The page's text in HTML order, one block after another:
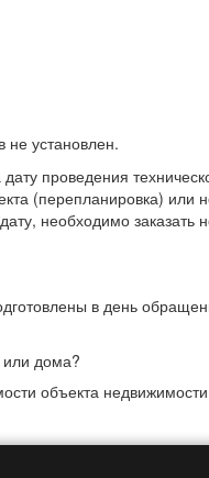
не установлен.
проведения
(перепланировка) или
необходимо заказать
в день
или дома?
объекта недвижимости